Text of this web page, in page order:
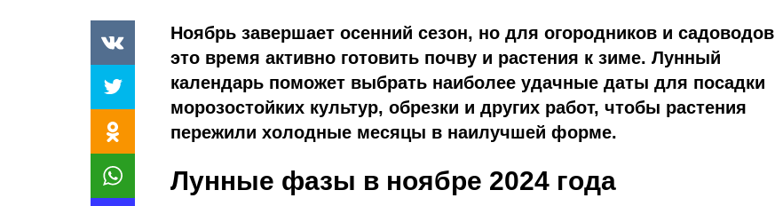
Ноябрь завершает осенний сезон, но для огородников и садоводов
это время активно готовить почву и растения к зиме. Лунный
календарь поможет выбрать наиболее удачные даты для посадки
морозостойких культур, обрезки и других работ, чтобы растения
пережили холодные месяцы в наилучшей форме.
Лунные фазы в ноябре 2024 года